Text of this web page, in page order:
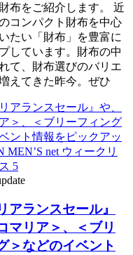
布をご紹介します。 近
コンパクト財布を中心
たい「財布」を豊富に
しています。財布の中
て、財布選びのバリエ
えてきた昨今。ぜひ
アランスセール』
マリア＞、＜ブリ
＞などのイベント